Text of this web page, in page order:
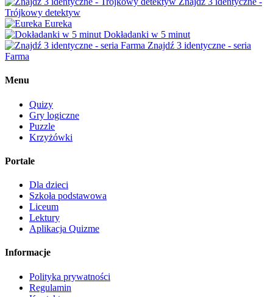
Trójkowy detektyw
Eureka
Dokładanki w 5 minut
Znajdź 3 identyczne - seria
Farma
Menu
Quizy
Gry logiczne
Puzzle
Krzyżówki
Portale
Dla dzieci
Szkoła podstawowa
Liceum
Lektury
Aplikacja Quizme
Informacje
Polityka prywatności
Regulamin